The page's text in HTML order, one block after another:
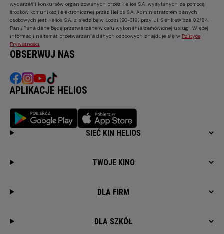
wydarzeń i konkursów organizowanych przez Helios S.A. wysyłanych za pomocą
środków komunikacji elektronicznej przez Helios S.A. Administratorem danych
osobowych jest Helios S.A. z siedzibą w Łodzi (90-318) przy ul. Sienkiewicza 82/84.
Pani/Pana dane będą przetwarzane w celu wykonania zamówionej usługi. Więcej
informacji na temat przetwarzania danych osobowych znajduje się w Polityce
Prywatności
OBSERWUJ NAS
APLIKACJE HELIOS
SIEĆ KIN HELIOS
TWOJE KINO
DLA FIRM
DLA SZKÓŁ